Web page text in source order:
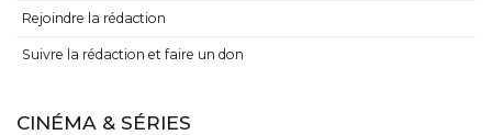
Rejoindre la rédaction
Suivre la rédaction et faire un don
CINÉMA & SÉRIES